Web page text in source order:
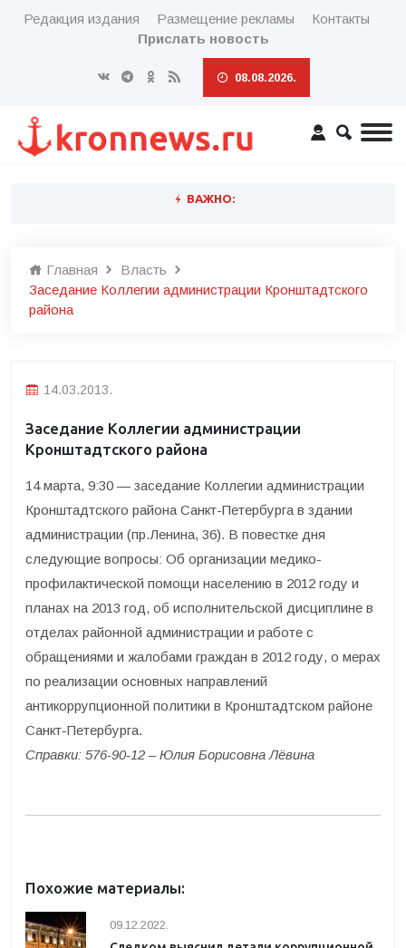
Редакция издания Размещение рекламы
Контакты
Прислать новость
08.08.2026.
ВАЖНО:
Главная
Власть
Заседание Коллегии администрации Кронштадтского
района
14.03.2013.
Заседание Коллегии администрации
Кронштадтского района
14 марта, 9:30 — заседание Коллегии администрации
Кронштадтского района Санкт-Петербурга в здании
администрации (пр.Ленина, 36). В повестке дня
следующие вопросы: Об организации медико-
профилактической помощи населению в 2012 году и
планах на 2013 год, об исполнительской дисциплине в
отделах районной администрации и работе с
обращениями и жалобами граждан в 2012 году, о мерах
по реализации основных направлений
антикоррупционной политики в Кронштадтском районе
Санкт-Петербурга.
Справки: 576-90-12 – Юлия Борисовна Лёвина
Похожие материалы:
09.12.2022.